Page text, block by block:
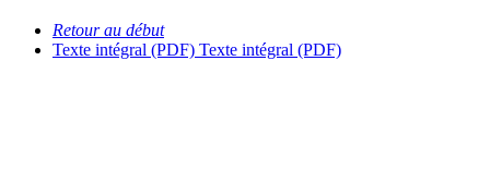
Retour au début
Texte intégral (PDF) Texte intégral (PDF)